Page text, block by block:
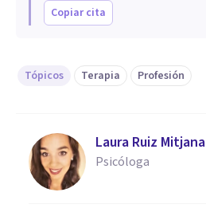
Copiar cita
Tópicos Terapia Profesión
Laura Ruiz Mitjana
Psicóloga